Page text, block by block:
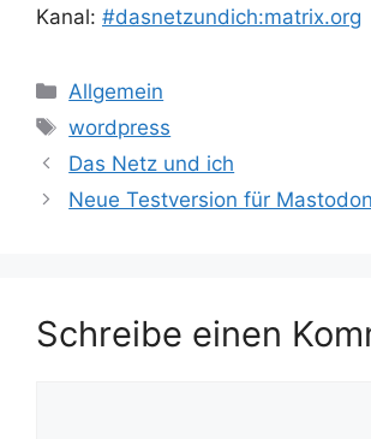
Kanal: #dasnetzundich:matrix.org
Kategorien
Allgemein
Schlagwörter
wordpress
Das Netz und ich
Neue Testversion für
Schreibe einen